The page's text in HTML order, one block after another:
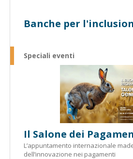
Banche per
Speciali eventi
Il Salone dei
L’appuntamento internazionale
dell’innovazione nei pagamenti